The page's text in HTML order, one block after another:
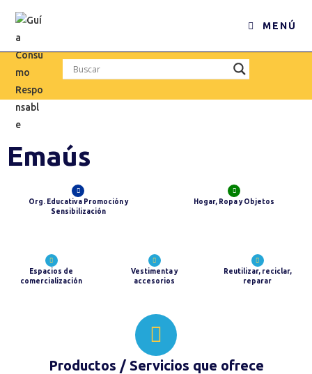
MENÚ
Emaús
Org. Educativa Promoción y
Sensibilización
Hogar, Ropa y Objetos
Espacios de
comercialización
Vestimenta y
accesorios
Reutilizar, reciclar,
reparar
Productos / Servicios que ofrece